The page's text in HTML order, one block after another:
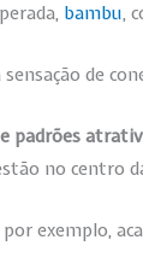
bambu,
de
padrões
no centro
exemplo,